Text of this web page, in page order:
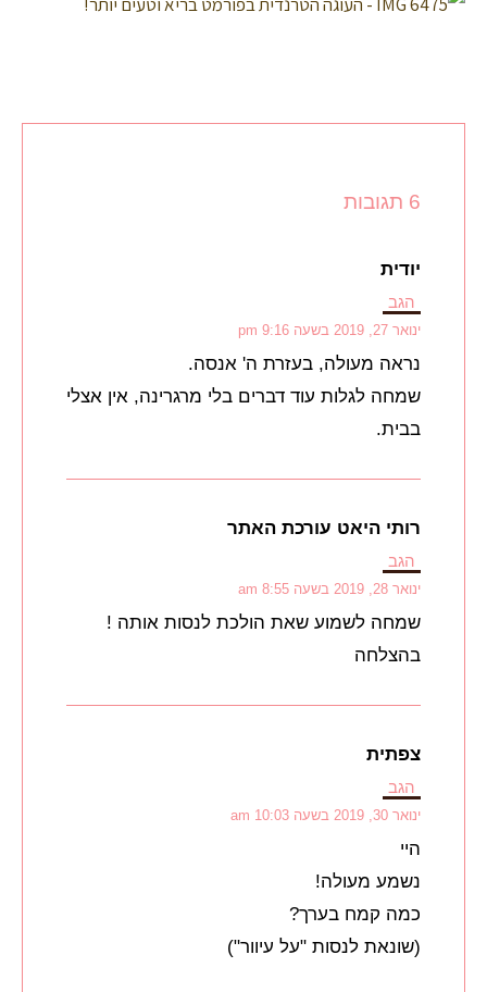
6 תגובות
יודית
הגב
ינואר 27, 2019 בשעה 9:16 pm
נראה מעולה, בעזרת ה' אנסה.
שמחה לגלות עוד דברים בלי מרגרינה, אין אצלי
בבית.
רותי היאט עורכת האתר
הגב
ינואר 28, 2019 בשעה 8:55 am
שמחה לשמוע שאת הולכת לנסות אותה !
בהצלחה
צפתית
הגב
ינואר 30, 2019 בשעה 10:03 am
היי
נשמע מעולה!
כמה קמח בערך?
(שונאת לנסות "על עיוור")